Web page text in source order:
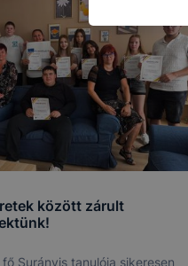
között zárult
Surányis tanulója sikeresen
Hogyan
Minden
A legtöbb
de ezek
ezt